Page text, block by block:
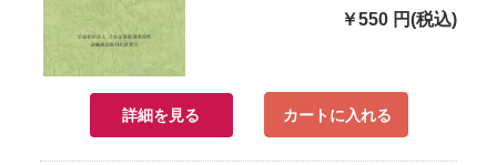
￥550 円(税込)
詳細を見る カートに入れる